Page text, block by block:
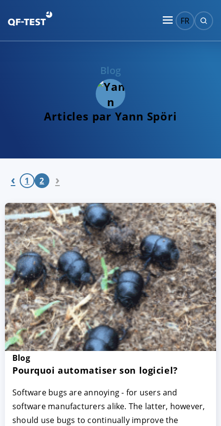
FR
Blog
Articles par Yann Spöri
‹ 1 2 ›
Blog
Pourquoi automatiser son logiciel?
Software bugs are annoying - for users and
software manufacturers alike. The latter, however,
should use bugs to continually improve the
ACCEPTER PARAMETRER REFUSER
Mentions légales|Protection des données